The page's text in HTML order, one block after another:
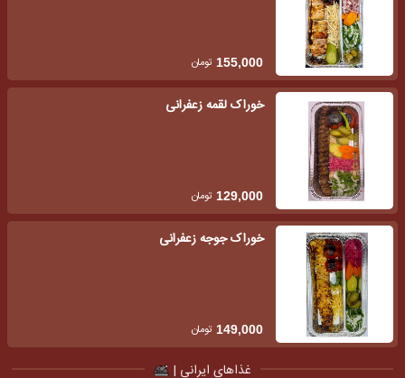
155,000 تومان
خوراک لقمه زعفرانی
129,000 تومان
خوراک جوجه زعفرانی
149,000 تومان
غذاهای ایرانی |